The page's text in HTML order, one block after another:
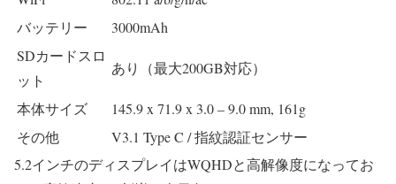
バッテリー
3000mAh
SDカードスロ
ット
あり（最大200GB対応）
本体サイズ
145.9 x 71.9 x 3.0 – 9.0 mm, 161g
その他
V3.1 Type C / 指紋認証センサー
5.2インチのディスプレイはWQHDと高解像度になってお